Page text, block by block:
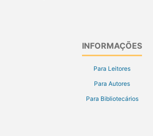
INFORMAÇÕES
Para Leitores
Para Autores
Para Bibliotecários